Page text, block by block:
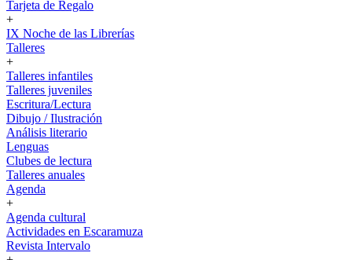
Tarjeta de Regalo
+
IX Noche de las Librerías
Talleres
+
Talleres infantiles
Talleres juveniles
Escritura/Lectura
Dibujo / Ilustración
Análisis literario
Lenguas
Clubes de lectura
Talleres anuales
Agenda
+
Agenda cultural
Actividades en Escaramuza
Revista Intervalo